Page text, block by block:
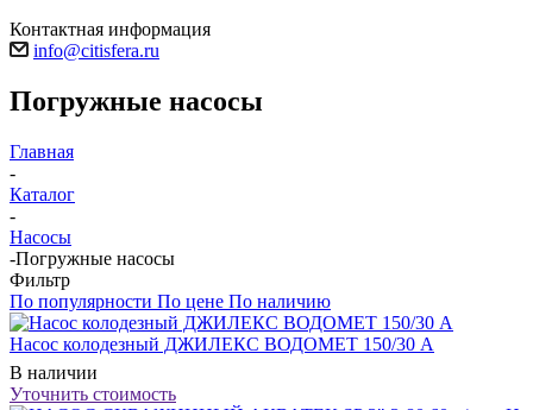
Контактная информация
info@citisfera.ru
Погружные насосы
Главная
-
Каталог
-
Насосы
-Погружные насосы
Фильтр
По популярности По цене По наличию
Насос колодезный ДЖИЛЕКС ВОДОМЕТ 150/30 А
В наличии
Уточнить стоимость